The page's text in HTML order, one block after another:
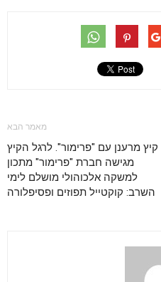
מאמר הבא
קיץ מרענן עם "פרימור". לרגל הקיץ
מגישה חברת "פרימור" מתכון
למשקה אלכוהולי מושלם לימי
השרב: קוקטייל תפוזים ופסיפלורה